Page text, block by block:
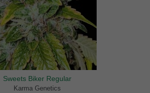
Sweets Biker Regular
Karma Genetics